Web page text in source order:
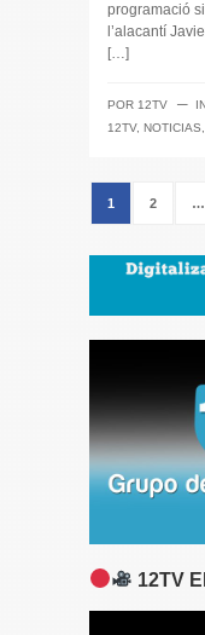
programació
l’alacantí
[…]
POR 12TV ─
12TV, NOTICIAS
1 2 …
12TV